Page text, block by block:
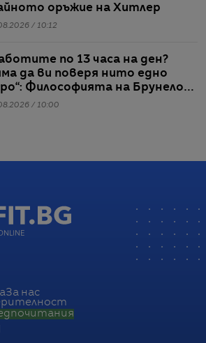
оръжие на Хитлер
/ 10:12
по 13 часа на ден?
да ви поверя нито едно
Философията на Брунело
за бизнеса и живота
/ 10:00
За нас